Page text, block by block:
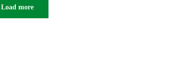
Load more